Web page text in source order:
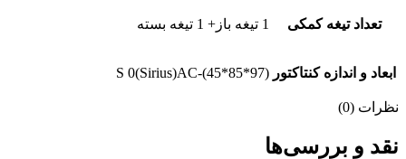
تعداد تیغه کمکی 1 تیغه باز+ 1 تیغه بسته
ابعاد و اندازه کنتاکتور S 0(Sirius)AC-(45*85*97)
نظرات (0)
نقد و بررسی‌ها